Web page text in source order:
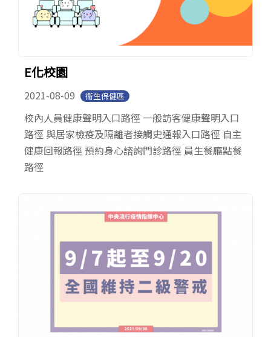
E化校園
2021-08-09 衛生保健區
校內人員健康聲明入口路徑 一般訪客健康聲明入口
路徑 與居家檢疫及隔離者接觸史通報入口路徑 自主
健康回報路徑 預約身心諮詢門診路徑 員生餐廳點餐
路徑